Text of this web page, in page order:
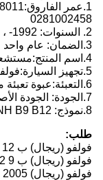
1. عمر الفاروق:
0281002458
2. السنوات: 1992- ، 2002- ، 1993- ، 2005- ، 1998-2005
3. الضمان: عام واحد
4. اسم المنتج:
5. تجهيز السيارة:
6. التعبئة:عبوة تعبئة
7. الجودة: الجودة
8. نموذج: B9 B12
طلب:
فولفو (ريجال) ب 12 1992-
فولفو (ريجال) ب 9 2002-
فولفو (ريجال) FH 2005-